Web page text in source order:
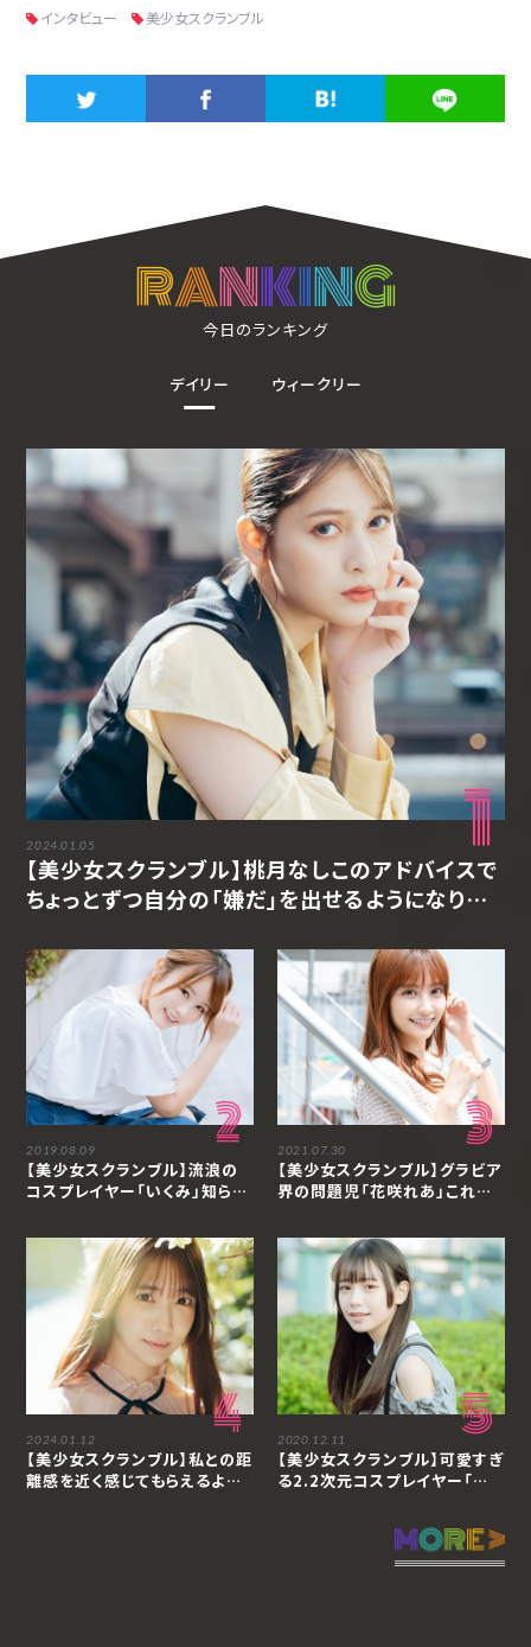
インタビュー 美少女スクランブル
RANKING
今日のランキング
デイリー ウィークリー
1
2024.01.05
【美少女スクランブル】桃月なしこのアドバイスで
ちょっとずつ自分の「嫌だ」を出せるようになりま
2
2019.08.09
【美少女スクランブル】流浪の
コスプレイヤー「いくみ」知られ
3
2021.07.30
【美少女スクランブル】グラビア
界の問題児「花咲れあ」これか
4
2024.01.12
【美少女スクランブル】私との距
離感を近く感じてもらえるよう
5
2020.12.11
【美少女スクランブル】可愛すぎ
る2.2次元コスプレイヤー「あ